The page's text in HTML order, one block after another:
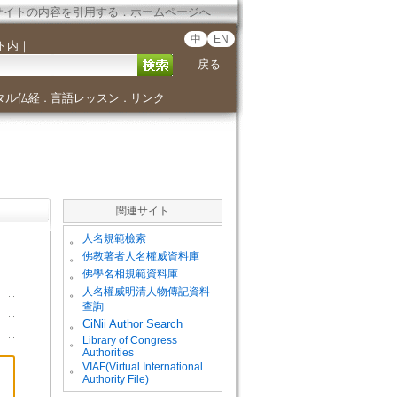
イトの内容を引用する．ホームページへ
内 ｜ 中 EN
戻る
ル仏経． 言語レッスン ． リンク
関連サイト
。 人名規範檢索
。 佛教著者人名權威資料庫
。 佛學名相規範資料庫
。
人名權威明清人物傳記資料
查詢
。
CiNii Author Search
。
Library of Congress
Authorities
。
VIAF(Virtual International
Authority File)